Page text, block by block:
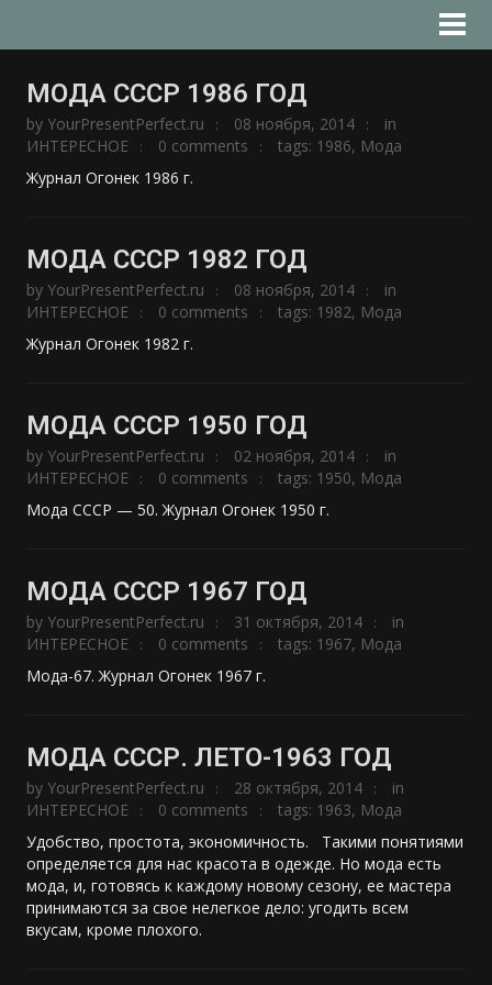
МОДА СССР 1986 ГОД
by YourPresentPerfect.ru 08 ноября, 2014
in
ИНТЕРЕСНОЕ
0 comments tags: 1986, Мода
Журнал Огонек 1986 г.
МОДА СССР 1982 ГОД
by YourPresentPerfect.ru 08 ноября, 2014
in
ИНТЕРЕСНОЕ
0 comments tags: 1982, Мода
Журнал Огонек 1982 г.
МОДА СССР 1950 ГОД
by YourPresentPerfect.ru 02 ноября, 2014
in
ИНТЕРЕСНОЕ
0 comments tags: 1950, Мода
Мода СССР — 50. Журнал Огонек 1950 г.
МОДА СССР 1967 ГОД
by YourPresentPerfect.ru 31 октября, 2014
in
ИНТЕРЕСНОЕ
0 comments tags: 1967, Мода
Мода-67. Журнал Огонек 1967 г.
МОДА СССР. ЛЕТО-1963 ГОД
by YourPresentPerfect.ru 28 октября, 2014
in
ИНТЕРЕСНОЕ
0 comments tags: 1963, Мода
Удобство, простота, экономичность. Такими понятиями
определяется для нас красота в одежде. Но мода есть
мода, и, готовясь к каждому новому сезону, ее мастера
принимаются за свое нелегкое дело: угодить всем
вкусам, кроме плохого.